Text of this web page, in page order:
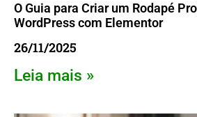
O Guia para Criar um Rodapé
WordPress com Elementor
26/11/2025
Leia mais »